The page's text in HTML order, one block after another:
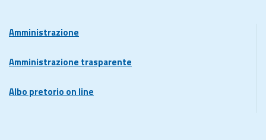
Amministrazione
Amministrazione trasparente
Albo pretorio on line